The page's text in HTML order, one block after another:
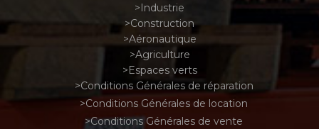
Industrie
Construction
Aéronautique
Agriculture
Espaces verts
Conditions Générales de réparation
Conditions Générales de location
Conditions Générales de vente